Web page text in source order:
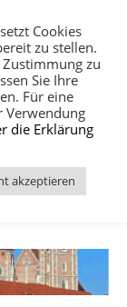
MENU
Cookies
zu stellen.
zu
Sie Ihre
Für eine
Verwendung
die Erklärung
akzeptieren